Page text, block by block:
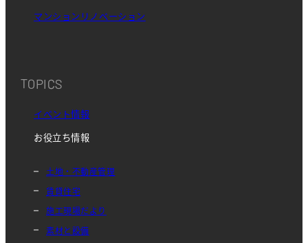
マンションリノベーション
TOPICS
イベント情報
お役立ち情報
土地・不動産管理
賃貸住宅
施工現場だより
素材と設備